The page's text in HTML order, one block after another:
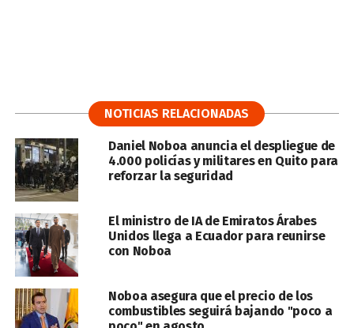
NOTICIAS RELACIONADAS
Daniel Noboa anuncia el despliegue de
4.000 policías y militares en Quito para
reforzar la seguridad
El ministro de IA de Emiratos Árabes
Unidos llega a Ecuador para reunirse
con Noboa
Noboa asegura que el precio de los
combustibles seguirá bajando "poco a